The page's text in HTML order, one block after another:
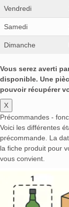
Vendredi
Samedi
Dimanche
Vous serez averti
disponible. Une
pouvoir récupérer
X
Précommandes -
Voici les différentes
précommande. La
la fiche produit pour
vous convient.